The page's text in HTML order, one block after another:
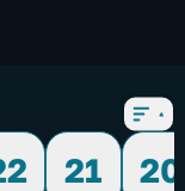
21
20